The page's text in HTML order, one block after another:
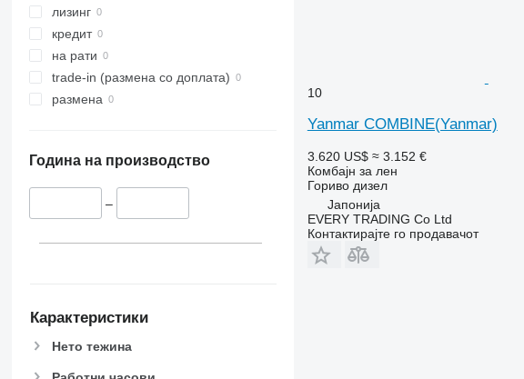
8500
8600
9500
9560
9600
9650
9670 STS
9700
9770
лизинг
кредит
на рати
trade-in (размена со доплата)
размена
Година на производство
–
Карактеристики
Нето тежина
10
Yanmar COMBINE(Yanmar)
3.620 US$ ≈ 3.152 €
Комбајн за лен
Гориво дизел
Јапонија
EVERY TRADING Co Ltd
Контактирајте го продавачот